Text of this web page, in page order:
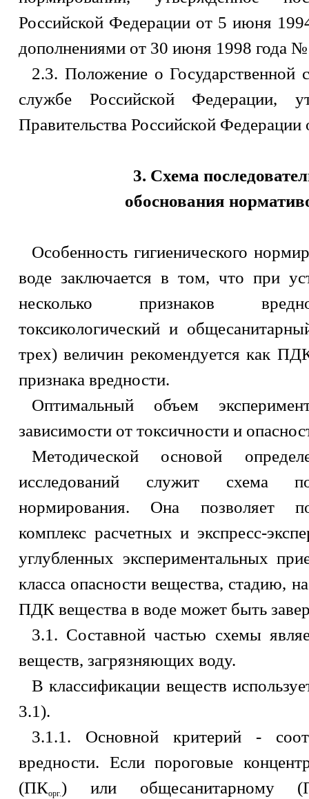
Российской Федерации от 5 июня
дополнениями от 30 июня 1998 года
2.3. Положение о Государственной
службе Российской Федерации,
Правительства Российской
3. Схема
обоснования
Особенность гигиенического
воде заключается в том, что при
несколько признаков
токсикологический и
трех) величин рекомендуется как
признака вредности.
Оптимальный объем
зависимости от токсичности и
Методической основой
исследований служит схема
нормирования. Она позволяет
комплекс расчетных и экспресс-
углубленных экспериментальных
класса опасности вещества, стадию,
ПДК вещества в воде может быть
3.1. Составной частью схемы
веществ, загрязняющих воду.
В классификации веществ
3.1).
3.1.1. Основной критерий -
вредности. Если пороговые
(ПКорг.) или общесанитарному